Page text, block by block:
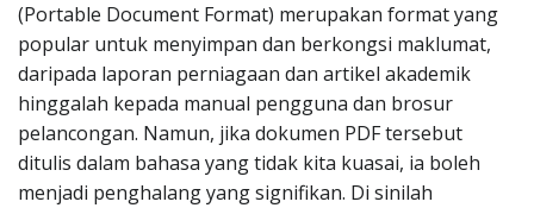
(Portable Document Format) merupakan format yang
popular untuk menyimpan dan berkongsi maklumat,
daripada laporan perniagaan dan artikel akademik
hinggalah kepada manual pengguna dan brosur
pelancongan. Namun, jika dokumen PDF tersebut
ditulis dalam bahasa yang tidak kita kuasai, ia boleh
menjadi penghalang yang signifikan. Di sinilah